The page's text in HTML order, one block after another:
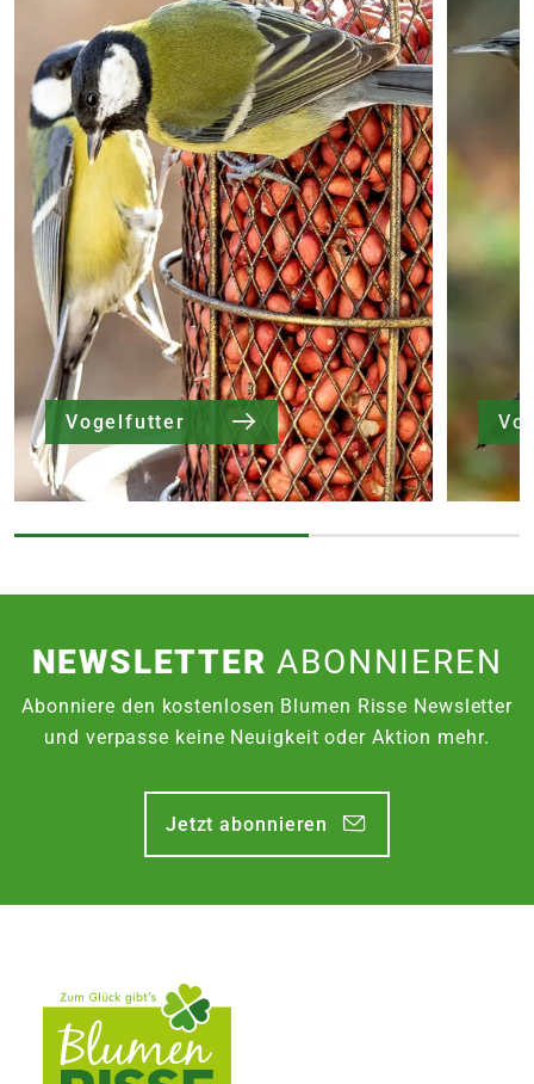
Vogelfutter
NEWSLETTERABONNIEREN
Abonniere den kostenlosen Blumen Risse Newsletter
und verpasse keine Neuigkeit oder Aktion mehr.
Jetzt abonnieren